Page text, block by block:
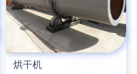
吨的洗砂机有几个型号？
烘干机